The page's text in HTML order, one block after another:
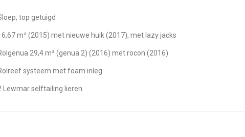
Sloep, top getuigd
16,67 m² (2015) met nieuwe huik (2017), met lazy jacks
Rolgenua 29,4 m² (genua 2) (2016) met rocon (2016)
Rolreef systeem met foam inleg.
2 Lewmar selftailing lieren